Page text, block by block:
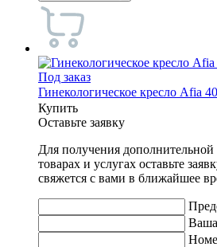
Под заказ
Гинекологическое кресло Afia
Купить
Оставьте заявку
Для получения
товарах и услугах оставьте
свяжется с вами в ближайшее
Ваша